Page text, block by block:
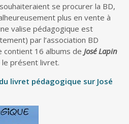
se procurer la BD,
plus en vente à
valise pédagogique est
par l’association BD
contient 16 albums de José Lapin
présent livret.
livret pédagogique sur José